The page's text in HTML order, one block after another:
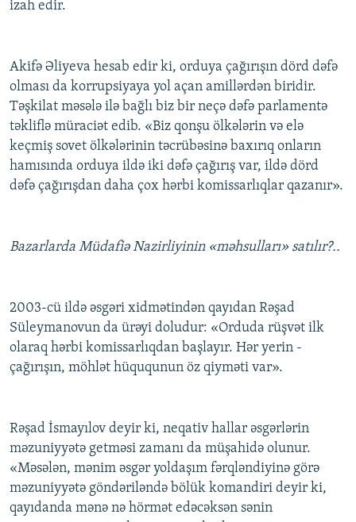
izah edir.
Akifə Əliyeva hesab edir ki, orduya çağırışın dörd dəfə
olması da korrupsiyaya yol açan amillərdən biridir.
Təşkilat məsələ ilə bağlı biz bir neçə dəfə parlamentə
təkliflə müraciət edib. «Biz qonşu ölkələrin və elə
keçmiş sovet ölkələrinin təcrübəsinə baxırıq onların
hamısında orduya ildə iki dəfə çağırış var, ildə dörd
dəfə çağırışdan daha çox hərbi komissarlıqlar qazanır».
Bazarlarda Müdafiə Nazirliyinin «məhsulları» satılır?..
2003-cü ildə əsgəri xidmətindən qayıdan Rəşad
Süleymanovun da ürəyi doludur: «Orduda rüşvət ilk
olaraq hərbi komissarlıqdan başlayır. Hər yerin -
çağırışın, möhlət hüququnun öz qiyməti var».
Rəşad İsmayılov deyir ki, neqativ hallar əsgərlərin
məzuniyyətə getməsi zamanı da müşahidə olunur.
«Məsələn, mənim əsgər yoldaşım fərqləndiyinə görə
məzuniyyətə göndəriləndə bölük komandiri deyir ki,
qayıdanda mənə nə hörmət edəcəksən sənin